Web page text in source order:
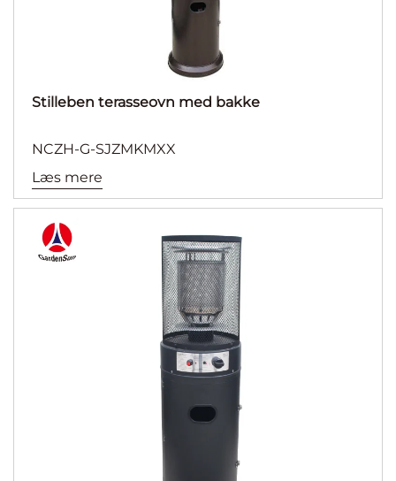
Stilleben terasseovn med bakke
NCZH-G-SJZMKMXX
Læs mere